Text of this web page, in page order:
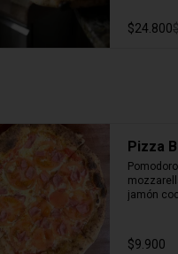
$24.800
Pizza
jamón
$9.900